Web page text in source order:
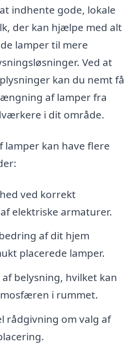
indhente gode, lokale
der kan hjælpe med alt
lamper til mere
Ved at
kan du nemt få
af lamper fra
i dit område.
kan have flere
ved korrekt
elektriske armaturer.
af dit hjem
placerede lamper.
belysning, hvilket kan
i rummet.
rådgivning om valg af